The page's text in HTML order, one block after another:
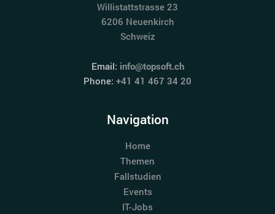
Willistattstrasse 23
6206 Neuenkirch
Schweiz
Email: info@topsoft.ch
Phone: +41 41 467 34 20
Navigation
Home
Themen
Fallstudien
Events
IT-Jobs